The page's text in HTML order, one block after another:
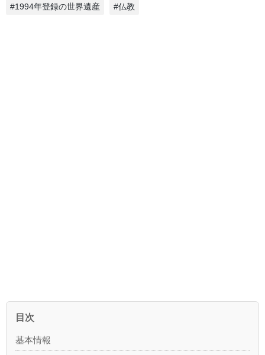
#1994年登録の世界遺産 #仏教
目次
基本情報